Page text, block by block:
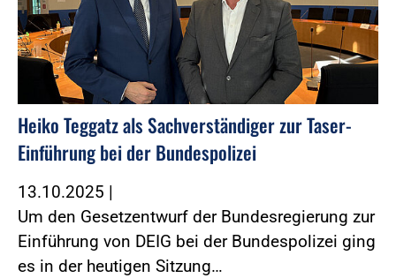
Heiko Teggatz als Sachverständiger zur Taser-
Einführung bei der Bundespolizei
13.10.2025 |
Um den Gesetzentwurf der Bundesregierung zur
Einführung von DEIG bei der Bundespolizei ging
es in der heutigen Sitzung…